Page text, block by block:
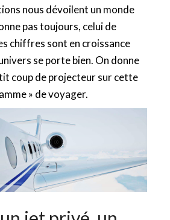
nous dévoilent un monde
pas toujours, celui de
chiffres sont en croissance
se porte bien. On donne
coup de projecteur sur cette
» de voyager.